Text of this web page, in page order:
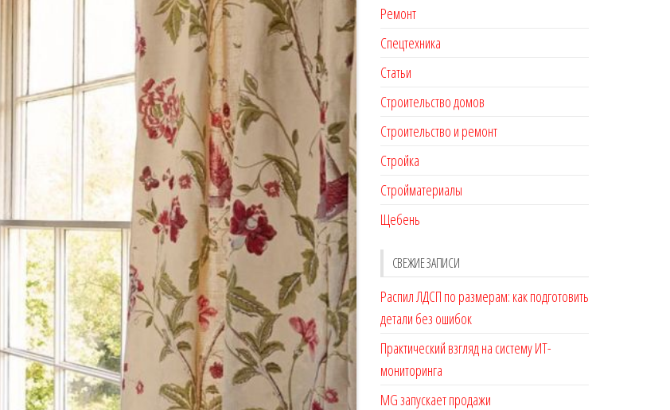
Ремонт
Спецтехника
Статьи
Строительство домов
Строительство и ремонт
Стройка
Стройматериалы
Щебень
СВЕЖИЕ ЗАПИСИ
Распил ЛДСП по размерам: как подготовить
детали без ошибок
Практический взгляд на систему ИТ-
мониторинга
MG запускает продажи